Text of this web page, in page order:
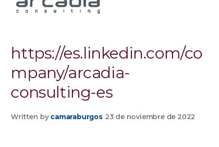
https://es.linkedin.com/co
mpany/arcadia-
consulting-es
Written by camaraburgos 23 de noviembre de 2022